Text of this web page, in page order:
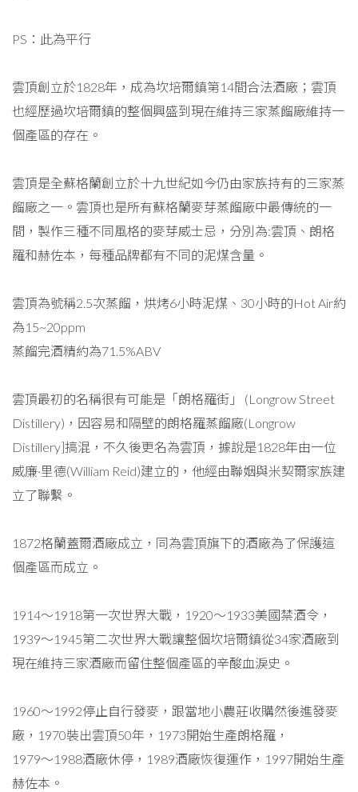
PS：此為平行
雲頂創立於1828年，成為坎培爾鎮第14間合法酒廠；雲頂
也經歷過坎培爾鎮的整個興盛到現在維持三家蒸餾廠維持一
個產區的存在。
雲頂是全蘇格蘭創立於十九世紀如今仍由家族持有的三家蒸
餾廠之一。雲頂也是所有蘇格蘭麥芽蒸餾廠中最傳統的一
間，製作三種不同風格的麥芽威士忌，分別為:雲頂、朗格
羅和赫佐本，每種品牌都有不同的泥煤含量。
雲頂為號稱2.5次蒸餾，烘烤6小時泥煤、30小時的Hot Air約
為15~20ppm
蒸餾完酒精約為71.5%ABV
雲頂最初的名稱很有可能是「朗格羅街」 (Longrow Street
Distillery)，因容易和隔壁的朗格羅蒸餾廠(Longrow
Distillery]搞混，不久後更名為雲頂，據說是1828年由一位
威廉·里德(William Reid)建立的，他經由聯姻與米契爾家族建
立了聯繫。
1872格蘭蓋爾酒廠成立，同為雲頂旗下的酒廠為了保護這
個產區而成立。
1914～1918第一次世界大戰，1920～1933美國禁酒令，
1939～1945第二次世界大戰讓整個坎培爾鎮從34家酒廠到
現在維持三家酒廠而留住整個產區的辛酸血淚史。
1960～1992停止自行發麥，跟當地小農莊收購然後進發麥
廠，1970裝出雲頂50年，1973開始生產朗格羅，
1979～1988酒廠休停，1989酒廠恢復運作，1997開始生產
赫佐本。